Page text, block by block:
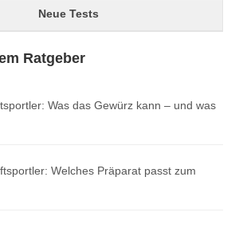
Neue Tests
Ratgeber
Was das Gewürz kann – und was
Welches Präparat passt zum